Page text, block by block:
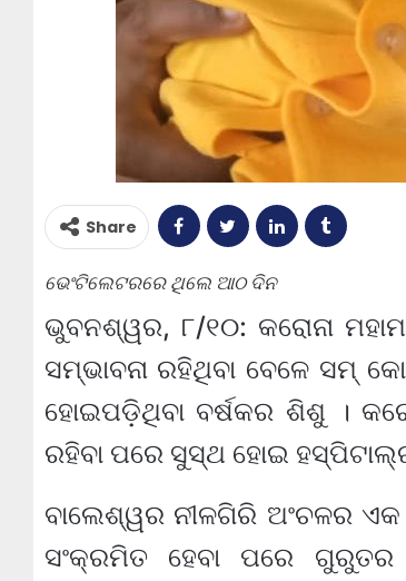
Share
ଭେଂଟିଲେଟରରେ ଥିଲେ ଆଠ ଦିନ
ଭୁବନଶ୍ୱର, ୮/୧୦: କରୋନା
ସମ୍ଭାବନା ରହିଥିବା ବେଳେ ସମ୍
ହୋଇପଡ଼ିଥିବା ବର୍ଷକର ଶିଶୁ ।
ରହିବା ପରେ ସୁସ୍ଥ ହୋଇ
ବାଲେଶ୍ୱର ନୀଳଗିରି ଅଂଚଳର
ସଂକ୍ରମିତ ହେବା ପରେ